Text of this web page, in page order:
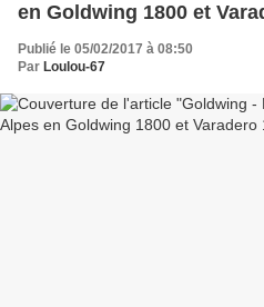
en Goldwing 1800 et
Publié le 05/02/2017 à 08:50
Par Loulou-67